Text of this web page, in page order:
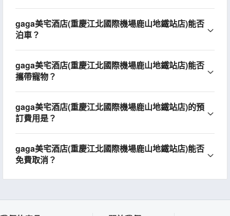
gaga美宅酒店(重慶江北國際機場鹿山地鐵站店)能否
泊車？
gaga美宅酒店(重慶江北國際機場鹿山地鐵站店)能否
攜帶寵物？
gaga美宅酒店(重慶江北國際機場鹿山地鐵站店)的預
訂費用是？
gaga美宅酒店(重慶江北國際機場鹿山地鐵站店)能否
免費取消？